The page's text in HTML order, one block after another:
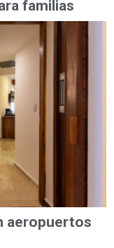
familias
aeropuertos